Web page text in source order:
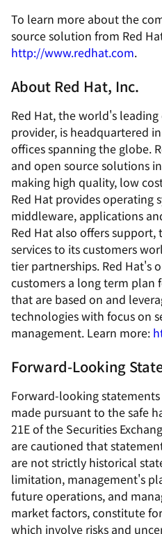
To learn more about the
source solution from Red
http://www.redhat.com.
About Red Hat, Inc.
Red Hat, the world's
provider, is headquartered
offices spanning the globe.
and open source solutions
making high quality, low
Red Hat provides operating
middleware, applications
Red Hat also offers
services to its customers
tier partnerships. Red Hat's
customers a long term plan
that are based on and
technologies with focus on
management. Learn more:
Forward-Looking
Forward-looking
made pursuant to the safe
21E of the Securities
are cautioned that
are not strictly historical
limitation, management's
future operations, and
market factors, constitute
which involve risks and